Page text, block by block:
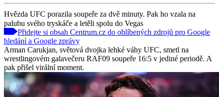
Hvězda UFC porazila soupeře za dvě minuty. Pak ho vzala na
palubu svého tryskáče a letěli spolu do Vegas
Přidejte si obsah Centrum.cz do oblíbených zdrojů pro Google
hledání a Google zprávy
Arman Carukjan, světová dvojka lehké váhy UFC, smetl na
wrestlingovém galavečeru RAF09 soupeře 16:5 v jediné periodě. A
pak přišel virální moment.